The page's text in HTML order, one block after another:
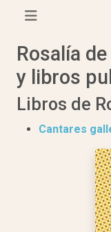
Rosalía
y libros
Libros de
Cantares